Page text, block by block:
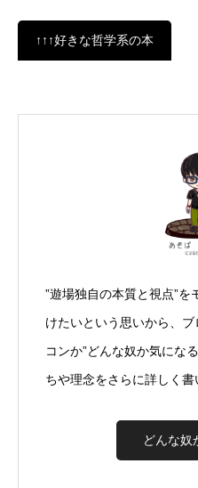
↑↑↑好きな哲学系の本
”遊場独自の本質と視点”
けたいという思いから、
コンか”どんな奴か気にな
ちや理念をさらに詳しく書
どんな奴